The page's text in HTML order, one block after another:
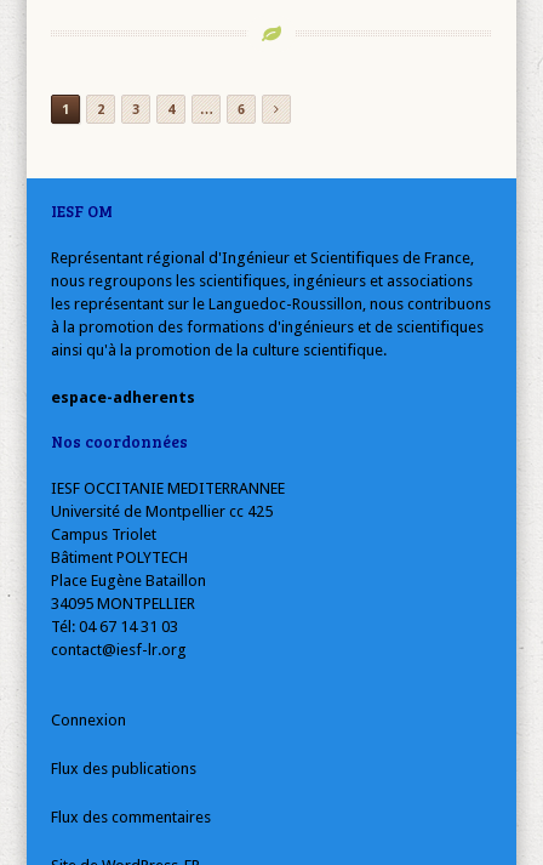
1 2 3 4 … 6
IESF OM
Représentant régional d'Ingénieur et Scientifiques de France,
nous regroupons les scientifiques, ingénieurs et associations
les représentant sur le Languedoc-Roussillon, nous contribuons
à la promotion des formations d'ingénieurs et de scientifiques
ainsi qu'à la promotion de la culture scientifique.
espace-adherents
Nos coordonnées
IESF OCCITANIE MEDITERRANNEE
Université de Montpellier cc 425
Campus Triolet
Bâtiment POLYTECH
Place Eugène Bataillon
34095 MONTPELLIER
Tél: 04 67 14 31 03
contact@iesf-lr.org
Connexion
Flux des publications
Flux des commentaires